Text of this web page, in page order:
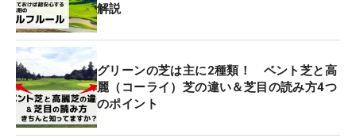
解説
グリーンの芝は主に2種類！ ベント芝と高
麗（コーライ）芝の違い＆芝目の読み方4つ
のポイント